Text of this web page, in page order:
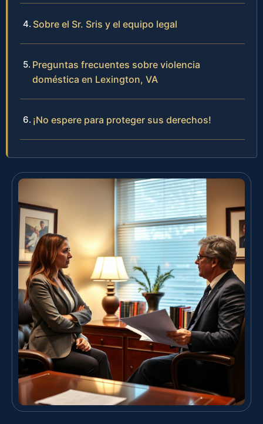
Sobre el Sr. Sris y el equipo legal
Preguntas frecuentes sobre violencia
doméstica en Lexington, VA
¡No espere para proteger sus derechos!